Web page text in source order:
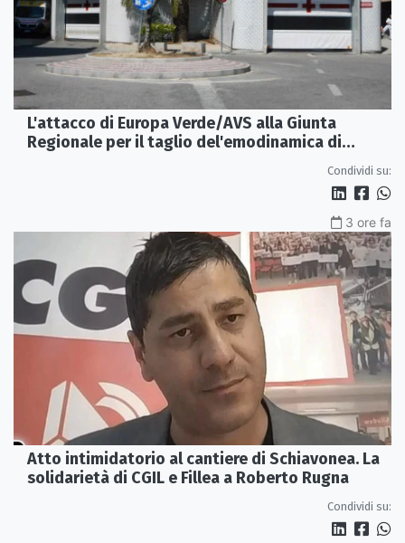
L'attacco di Europa Verde/AVS alla Giunta
Regionale per il taglio del'emodinamica di
Condividi su:
3 ore fa
Atto intimidatorio al cantiere di Schiavonea. La
solidarietà di CGIL e Fillea a Roberto Rugna
Condividi su: